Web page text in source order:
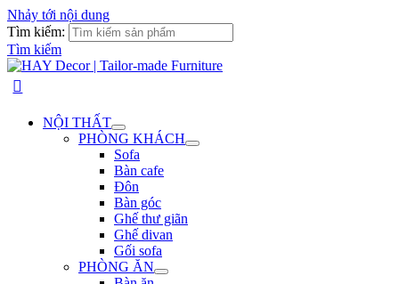
Nhảy tới nội dung
Tìm kiếm:
Tìm kiếm
NỘI THẤT
PHÒNG KHÁCH
Sofa
Bàn cafe
Đôn
Bàn góc
Ghế thư giãn
Ghế divan
Gối sofa
PHÒNG ĂN